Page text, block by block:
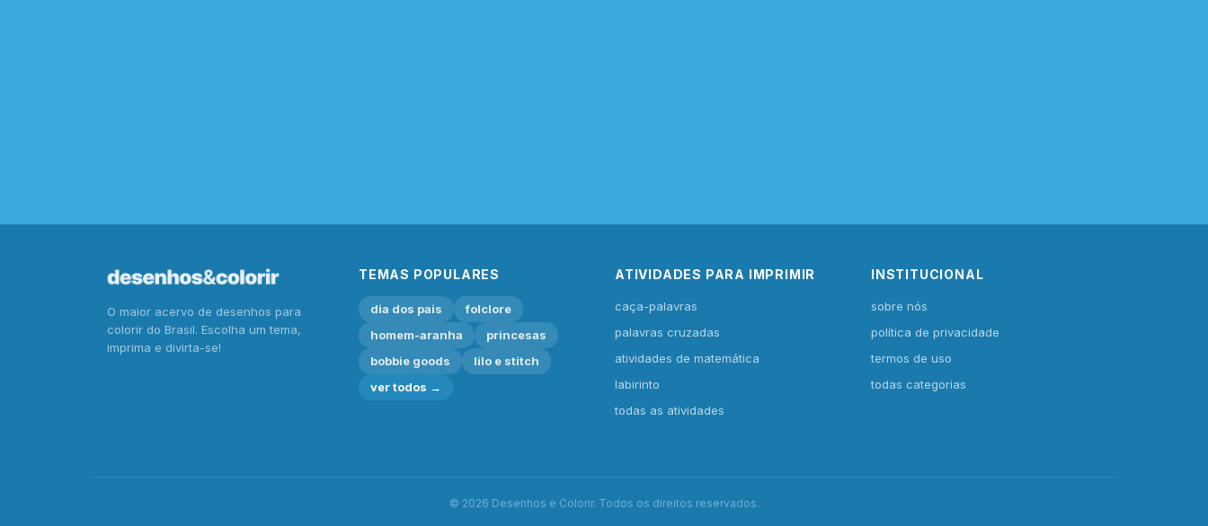
O maior acervo de desenhos para
colorir do Brasil. Escolha um tema,
imprima e divirta-se!
TEMAS POPULARES
dia dos pais
folclore
homem-aranha
princesas
bobbie goods
lilo e stitch
ver todos →
ATIVIDADES PARA IMPRIMIR
caça-palavras
palavras cruzadas
atividades de matemática
labirinto
todas as atividades
INSTITUCIONAL
sobre nós
política de privacidade
termos de uso
todas categorias
© 2026 Desenhos e Colorir. Todos os direitos reservados.